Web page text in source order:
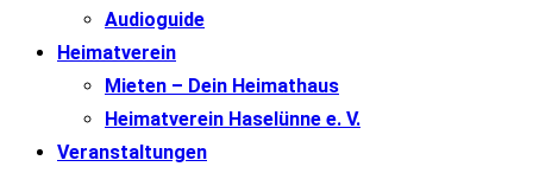
Audioguide
Heimatverein
Mieten – Dein Heimathaus
Heimatverein Haselünne e. V.
Veranstaltungen